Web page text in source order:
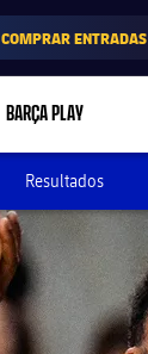
COMPRAR ENTRADAS
BARÇA PLAY
Resultados